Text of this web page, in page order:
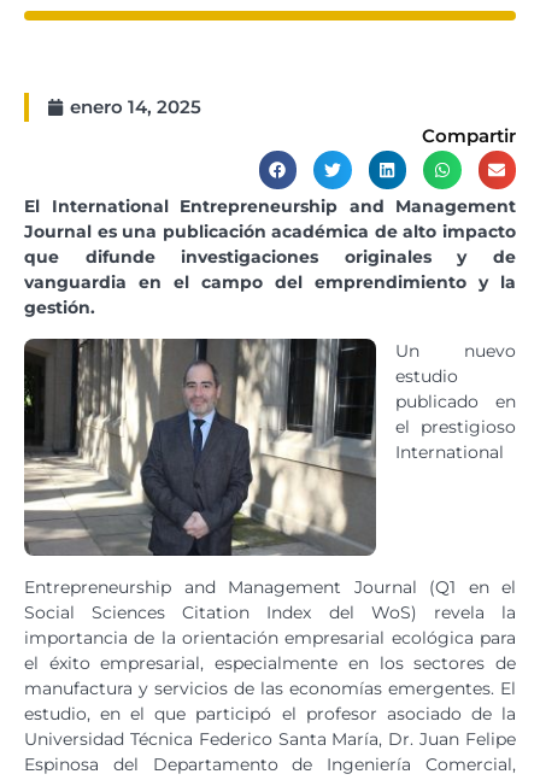
enero 14, 2025
Compartir
El International Entrepreneurship and Management
Journal es una publicación académica de alto impacto
que difunde investigaciones originales y de
vanguardia en el campo del emprendimiento y la
gestión.
Un nuevo
estudio
publicado en
el prestigioso
International
Entrepreneurship and Management Journal (Q1 en el
Social Sciences Citation Index del WoS) revela la
importancia de la orientación empresarial ecológica para
el éxito empresarial, especialmente en los sectores de
manufactura y servicios de las economías emergentes. El
estudio, en el que participó el profesor asociado de la
Universidad Técnica Federico Santa María, Dr. Juan Felipe
Espinosa del Departamento de Ingeniería Comercial,